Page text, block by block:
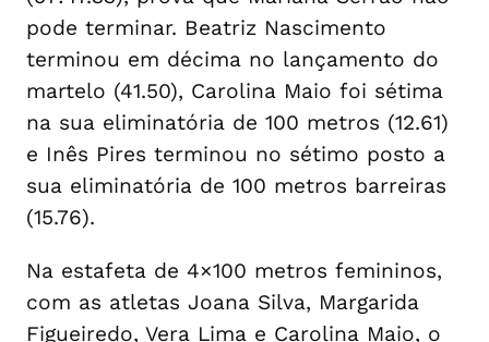
pode terminar. Beatriz Nascimento
terminou em décima no lançamento do
martelo (41.50), Carolina Maio foi sétima
na sua eliminatória de 100 metros (12.61)
e Inês Pires terminou no sétimo posto a
sua eliminatória de 100 metros barreiras
(15.76).
Na estafeta de 4×100 metros femininos,
com as atletas Joana Silva, Margarida
Figueiredo, Vera Lima e Carolina Maio, o